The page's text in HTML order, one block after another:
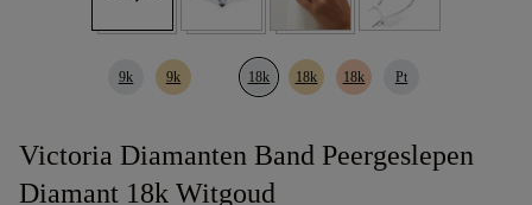
9k 9k 18k 18k 18k Pt
Victoria Diamanten Band Peergeslepen
Diamant 18k Witgoud